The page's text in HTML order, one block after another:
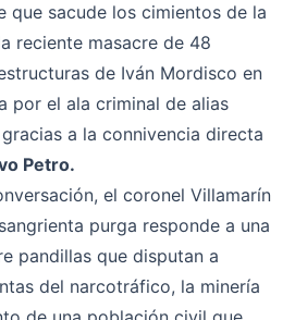
que sacude los cimientos de la
reciente masacre de 48
de Iván Mordisco en
por el ala criminal de alias
a la connivencia directa
Petro.
el coronel Villamarín
purga responde a una
pandillas que disputan a
del narcotráfico, la minería